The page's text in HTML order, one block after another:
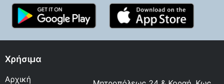
Χρήσιμα
Αρχική